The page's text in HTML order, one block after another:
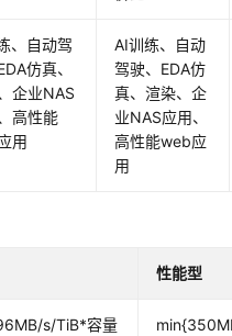
、自动驾
仿真、
企业NAS
高性能
用
AI训练、自动
驾驶、EDA仿
真、渲染、企
业NAS应用、
高性能web应
用
性能型
s/TiB*容量